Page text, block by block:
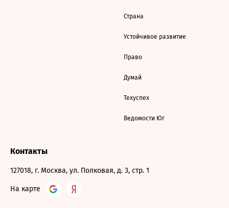
Страна
Устойчивое развитие
Право
Думай
Техуспех
Ведомости Юг
Контакты
127018, г. Москва, ул. Полковая, д. 3, стр. 1
На карте